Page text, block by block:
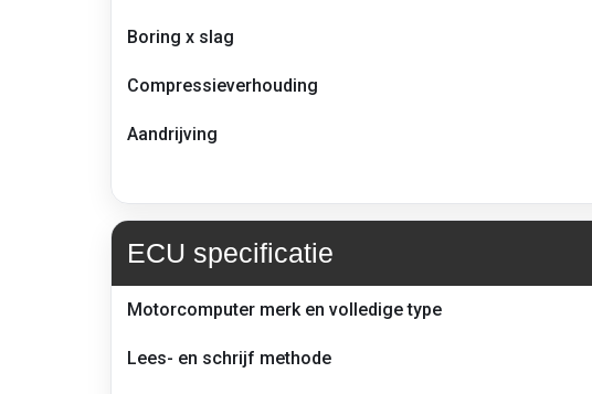
523i
E60
Boring x slag
Compressieverhouding
Aandrijving
ECU-
lees/schrijf
ECU specificatie
Motorcomputer merk en volledige type
Lees- en schrijf methode